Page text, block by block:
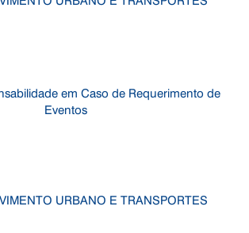
em Caso de Requerimento de
Eventos